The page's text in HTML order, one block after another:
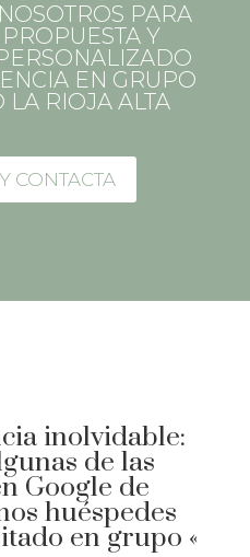
PARA
Y
EN GRUPO
LA RIOJA ALTA
CONTACTA
inolvidable:
de las
Google de
huéspedes
en grupo «